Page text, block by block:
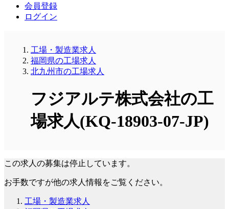
会員登録
ログイン
工場・製造業求人
福岡県の工場求人
北九州市の工場求人
フジアルテ株式会社の工
場求人(KQ-18903-07-JP)
この求人の募集は停止しています。
お手数ですが他の求人情報をご覧ください。
工場・製造業求人